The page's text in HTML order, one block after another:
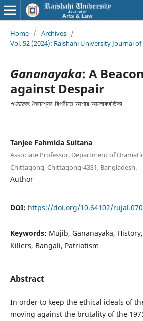
Home / Archives /
Vol. 52 (2024): Rajshahi University Journal
Gananayaka: A
against Despair
গণনায়ক: নৈরাশ্যের বিপরীতে আশার আলোকবর্তিকা
Tanjee Fahmida Sultana
Associate Professor, Department of
Chittagong, Chittagong-4331, Bangladesh.
Author
DOI: https://doi.org/10.64102/
Keywords: Mujib, Gananayaka,
Killers, Bangali, Patriotism
Abstract
In order to keep the ethical ideals of
moving against the brutality of the